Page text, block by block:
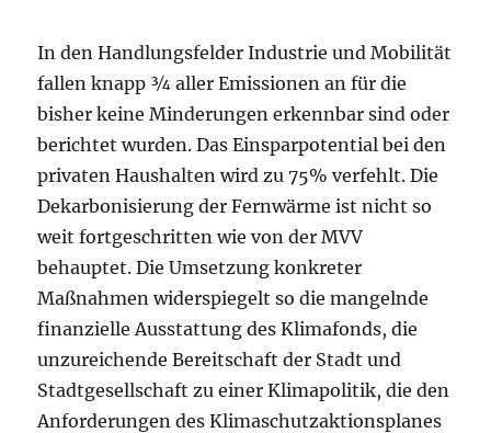
In den Handlungsfelder Industrie und Mobilität
fallen knapp ¾ aller Emissionen an für die
bisher keine Minderungen erkennbar sind oder
berichtet wurden. Das Einsparpotential bei den
privaten Haushalten wird zu 75% verfehlt. Die
Dekarbonisierung der Fernwärme ist nicht so
weit fortgeschritten wie von der MVV
behauptet. Die Umsetzung konkreter
Maßnahmen widerspiegelt so die mangelnde
finanzielle Ausstattung des Klimafonds, die
unzureichende Bereitschaft der Stadt und
Stadtgesellschaft zu einer Klimapolitik, die den
Anforderungen des Klimaschutzaktionsplanes